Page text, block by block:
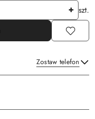
szt.
Zostaw telefon